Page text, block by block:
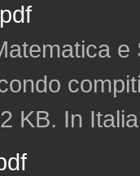
KB. In